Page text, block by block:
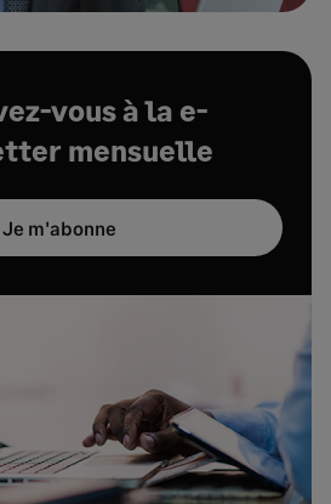
vous à la e-
mensuelle
Je m'abonne